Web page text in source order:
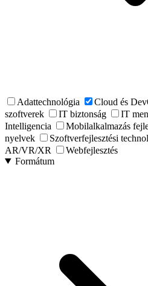
Adattechnológia Cloud és
szoftverek
IT biztonság IT
Intelligencia
Mobilalkalmazás
nyelvek
Szoftverfejlesztési
AR/VR/XR
Webfejlesztés
Formátum